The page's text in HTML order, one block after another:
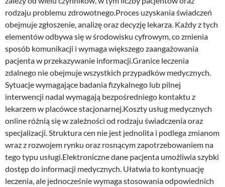
rodzaju problemu zdrowotnego.Proces uzyskania świadczeń
obejmuje zgłoszenie, analizę oraz decyzję lekarza. Każdy z tych
elementów odbywa się w środowisku cyfrowym, co zmienia
sposób komunikacji i wymaga większego zaangażowania
pacjenta w przekazywanie informacji.Granice leczenia
zdalnego nie obejmuje wszystkich przypadków medycznych.
Sytuacje wymagające badania fizykalnego lub pilnej
interwencji nadal wymagają bezpośredniego kontaktu z
lekarzem w placówce stacjonarnej.Koszty usług medycznych
online różnią się w zależności od rodzaju świadczenia oraz
specjalizacji. Struktura cen nie jest jednolita i podlega zmianom
wraz z rozwojem rynku oraz rosnącym zapotrzebowaniem na
tego typu usługi.Elektroniczne dane pacjenta umożliwia szybki
dostęp do informacji medycznych. Ułatwia to kontynuację
leczenia, ale jednocześnie wymaga stosowania odpowiednich